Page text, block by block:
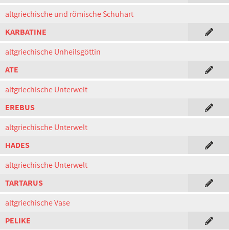
altgriechische und römische Schuhart
KARBATINE
altgriechische Unheilsgöttin
ATE
altgriechische Unterwelt
EREBUS
altgriechische Unterwelt
HADES
altgriechische Unterwelt
TARTARUS
altgriechische Vase
PELIKE